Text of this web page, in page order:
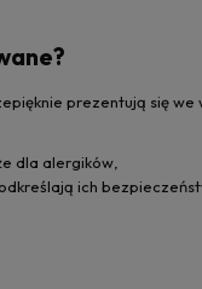
prezentują się
dla alergików,
ich